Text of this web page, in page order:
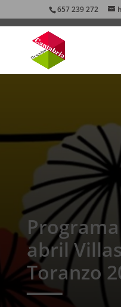
657 239 272
abril
Toranzo